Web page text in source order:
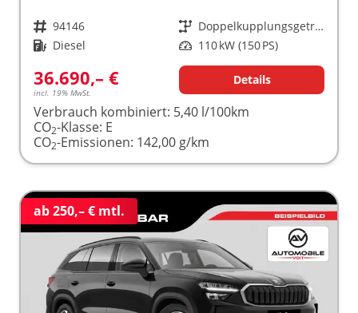
Fahrzeugnr. 94146 Getriebe
Doppelkupplungsgetriebe (DSG)
Kraftstoff Diesel Leistung 110 kW (150 PS)
36.690,– €
incl. 19% MwSt.
Details
Verbrauch kombiniert: 5,40 l/100km
CO2-Klasse: E
CO2-Emissionen: 142,00 g/km
ab 250,– € mtl.